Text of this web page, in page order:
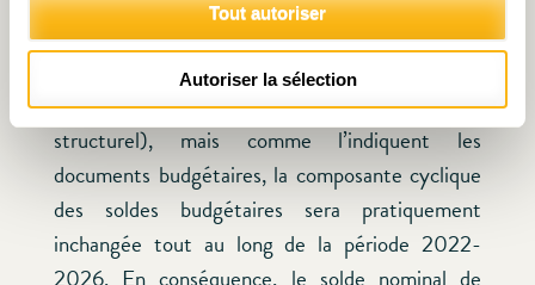
Tout autoriser
Autoriser la sélection
[2]Le meilleur indicateur de l’orientation de la
politique budgétaire est la variation du solde
primaire ajusté de la conjoncture (solde primaire
structurel), mais comme l’indiquent les
documents budgétaires, la composante cyclique
des soldes budgétaires sera pratiquement
inchangée tout au long de la période 2022-